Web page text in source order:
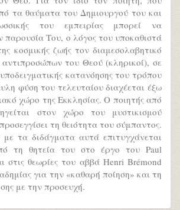
τα θαύματα του Δημιουργού του και
του εμπειρίας μπορεί να
παρουσία Του, ο λόγος του υποκαθιστά
κοσμικής ζωής τον διαμεσολαβητικό
του Θεού (κληρικοί), σε
κατανόησης του τρόπου
φύση του τελευταίου διαχέεται έξω
χώρο της Εκκλησίας. Ο ποιητής από
στον χώρο του μυστικισμού
τη θειότητα του σύμπαντος.
τα διδάγματα αυτά επιτυγχάνεται
τη θητεία του στο έργο του Paul
στις θεωρίες του αββά Henri Brémond
για την «καθαρή ποίηση» και τη
με την προσευχή.